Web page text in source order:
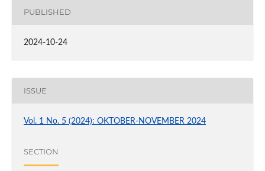
PUBLISHED
2024-10-24
ISSUE
Vol. 1 No. 5 (2024): OKTOBER-NOVEMBER 2024
SECTION